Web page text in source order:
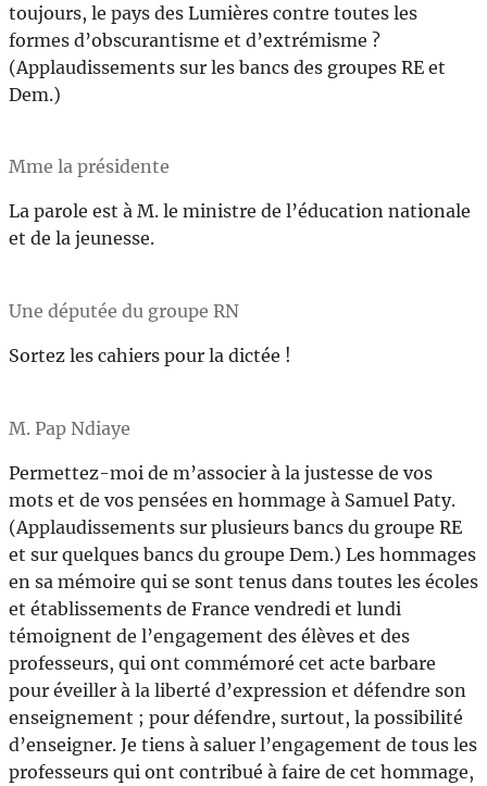
toujours, le pays des Lumières contre toutes les
formes d’obscurantisme et d’extrémisme ?
(Applaudissements sur les bancs des groupes RE et
Dem.)
Mme la présidente
La parole est à M. le ministre de l’éducation nationale
et de la jeunesse.
Une députée du groupe RN
Sortez les cahiers pour la dictée !
M. Pap Ndiaye
Permettez-moi de m’associer à la justesse de vos
mots et de vos pensées en hommage à Samuel Paty.
(Applaudissements sur plusieurs bancs du groupe RE
et sur quelques bancs du groupe Dem.) Les hommages
en sa mémoire qui se sont tenus dans toutes les écoles
et établissements de France vendredi et lundi
témoignent de l’engagement des élèves et des
professeurs, qui ont commémoré cet acte barbare
pour éveiller à la liberté d’expression et défendre son
enseignement ; pour défendre, surtout, la possibilité
d’enseigner. Je tiens à saluer l’engagement de tous les
professeurs qui ont contribué à faire de cet hommage,